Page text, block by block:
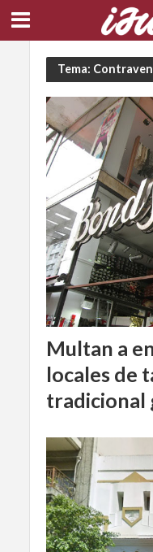
Tema:
Multan a
locales de
tradicional